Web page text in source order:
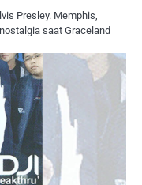
Presley. Memphis,
saat Graceland